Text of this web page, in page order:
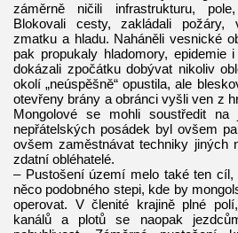
záměrně ničili infrastrukturu,
Blokovali cesty, zakládali požáry,
zmatku a hladu. Naháněli vesnické
pak propukaly hladomory, epidemie
dokázali zpočátku dobývat nikoliv
okolí „neúspěšně“ opustila, ale
otevřeny brány a obránci vyšli ven z
Mongolové se mohli soustředit
nepřátelských posádek byl ovšem
ovšem zaměstnávat techniky jiných
zdatní obléhatelé.
– Pustošení území melo také ten cíl,
něco podobného stepi, kde by
operovat. V členité krajině plné
kanálů a plotů se naopak